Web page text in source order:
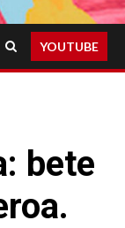
YOUTUBE
bete